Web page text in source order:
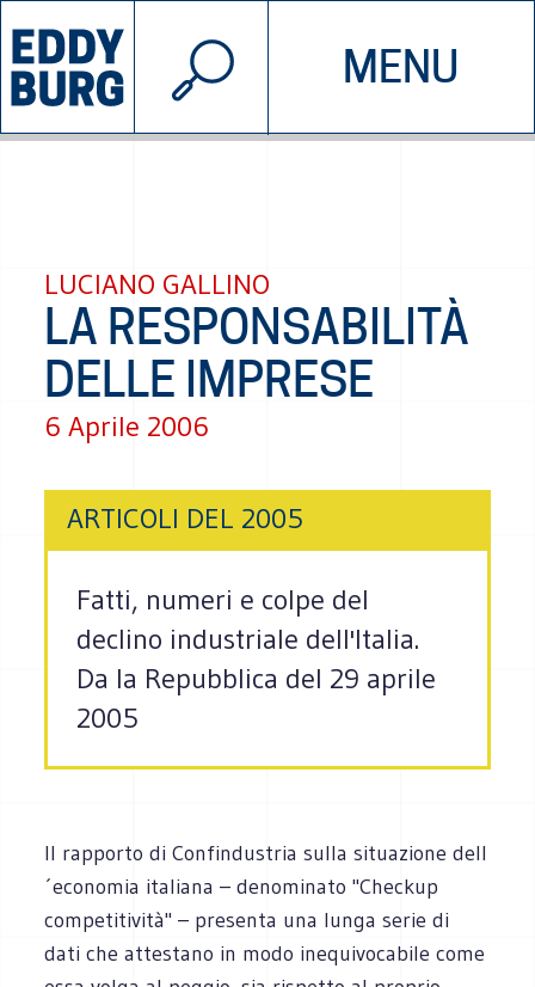
MENU
INIZIATIVE CHI SIAMO
© 2026 EDDYBURG
LUCIANO GALLINO
LA RESPONSABILITÀ
DELLE IMPRESE
6 Aprile 2006
ARTICOLI DEL 2005
Fatti, numeri e colpe del
declino industriale dell'Italia.
Da la Repubblica del 29 aprile
2005
Il rapporto di Confindustria sulla situazione dell
´economia italiana – denominato "Checkup
competitività" – presenta una lunga serie di
dati che attestano in modo inequivocabile come